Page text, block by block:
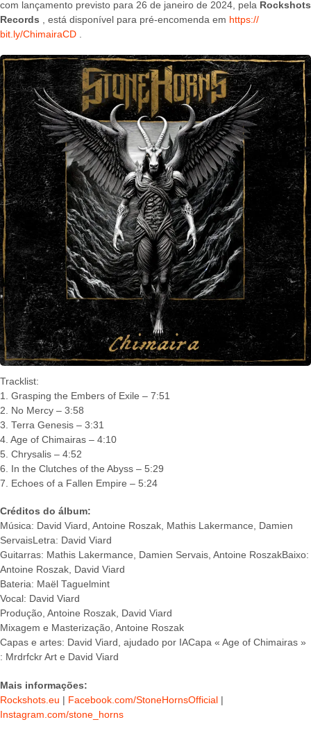
com lançamento previsto para 26 de janeiro de 2024, pela Rockshots
Records , está disponível para pré-encomenda em https://
bit.ly/ChimairaCD .
Tracklist:
1. Grasping the Embers of Exile – 7:51
2. No Mercy – 3:58
3. Terra Genesis – 3:31
4. Age of Chimairas – 4:10
5. Chrysalis – 4:52
6. In the Clutches of the Abyss – 5:29
7. Echoes of a Fallen Empire – 5:24
Créditos do álbum:
Música: David Viard, Antoine Roszak, Mathis Lakermance, Damien
ServaisLetra: David Viard
Guitarras: Mathis Lakermance, Damien Servais, Antoine RoszakBaixo:
Antoine Roszak, David Viard
Bateria: Maël Taguelmint
Vocal: David Viard
Produção, Antoine Roszak, David Viard
Mixagem e Masterização, Antoine Roszak
Capas e artes: David Viard, ajudado por IACapa « Age of Chimairas »
: Mrdrfckr Art e David Viard
Mais informações:
Rockshots.eu | Facebook.com/StoneHornsOfficial |
Instagram.com/stone_horns